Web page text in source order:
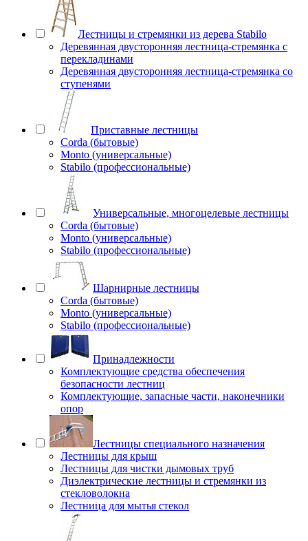
Лестницы и стремянки из дерева Stabilo
Деревянная двусторонняя лестница-стремянка с
перекладинами
Деревянная двусторонняя лестница-стремянка со
ступенями
Приставные лестницы
Corda (бытовые)
Monto (универсальные)
Stabilo (профессиональные)
Универсальные, многоцелевые лестницы
Corda (бытовые)
Monto (универсальные)
Stabilo (профессиональные)
Шарнирные лестницы
Corda (бытовые)
Monto (универсальные)
Stabilo (профессиональные)
Принадлежности
Комплектующие средства обеспечения
безопасности лестниц
Комплектующие, запасные части, наконечники
опор
Лестницы специального назначения
Лестницы для крыш
Лестницы для чистки дымовых труб
Диэлектрические лестницы и стремянки из
стекловолокна
Лестница для мытья стекол